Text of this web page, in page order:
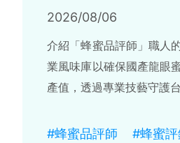
2026/08/06
介紹「蜂蜜品評師」職人
業風味庫以確保國產龍眼
產值，透過專業技藝守護
#蜂蜜品評師 #蜂蜜